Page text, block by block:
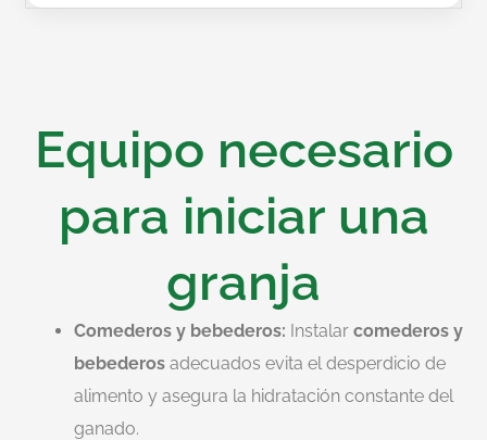
Equipo necesario
para iniciar una
granja
Comederos y bebederos: Instalarcomederos y
bebederos adecuados evita el desperdicio de
alimento y asegura la hidratación constante del
ganado.